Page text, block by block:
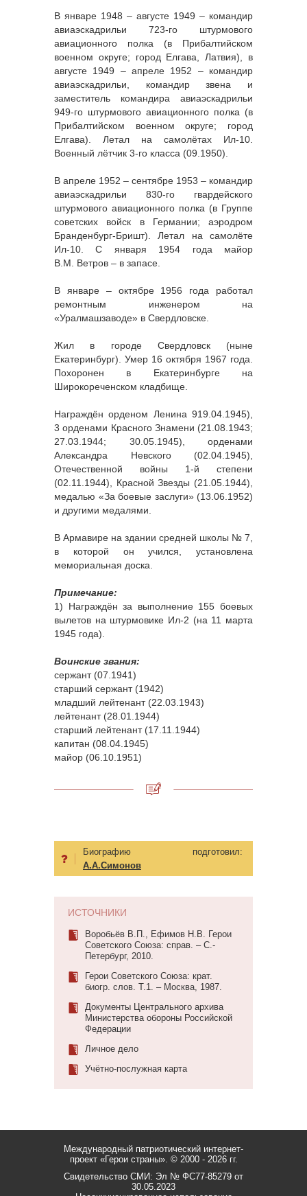
В январе 1948 – августе 1949 – командир
авиаэскадрильи 723-го штурмового
авиационного полка (в Прибалтийском
военном округе; город Елгава, Латвия), в
августе 1949 – апреле 1952 – командир
авиаэскадрильи, командир звена и
заместитель командира авиаэскадрильи
949-го штурмового авиационного полка (в
Прибалтийском военном округе; город
Елгава). Летал на самолётах Ил-10.
Военный лётчик 3-го класса (09.1950).
В апреле 1952 – сентябре 1953 – командир
авиаэскадрильи 830-го гвардейского
штурмового авиационного полка (в Группе
советских войск в Германии; аэродром
Бранденбург-Бришт). Летал на самолёте
Ил-10. С января 1954 года майор
В.М. Ветров – в запасе.
В январе – октябре 1956 года работал
ремонтным инженером на
«Уралмашзаводе» в Свердловске.
Жил в городе Свердловск (ныне
Екатеринбург). Умер 16 октября 1967 года.
Похоронен в Екатеринбурге на
Широкореченском кладбище.
Награждён орденом Ленина 919.04.1945),
3 орденами Красного Знамени (21.08.1943;
27.03.1944; 30.05.1945), орденами
Александра Невского (02.04.1945),
Отечественной войны 1-й степени
(02.11.1944), Красной Звезды (21.05.1944),
медалью «За боевые заслуги» (13.06.1952)
и другими медалями.
В Армавире на здании средней школы № 7,
в которой он учился, установлена
мемориальная доска.
Примечание:
1) Награждён за выполнение 155 боевых
вылетов на штурмовике Ил-2 (на 11 марта
1945 года).
Воинские звания:
сержант (07.1941)
старший сержант (1942)
младший лейтенант (22.03.1943)
лейтенант (28.01.1944)
старший лейтенант (17.11.1944)
капитан (08.04.1945)
майор (06.10.1951)
Биографию подготовил:
А.А.Симонов
ИСТОЧНИКИ
Воробьёв В.П., Ефимов Н.В. Герои
Советского Союза: справ. – С.-
Петербург, 2010.
Герои Советского Союза: крат.
биогр. слов. Т.1. – Москва, 1987.
Документы Центрального архива
Министерства обороны Российской
Федерации
Личное дело
Учётно-послужная карта
Международный патриотический интернет-
проект «Герои страны». © 2000 - 2026 гг.
Свидетельство СМИ: Эл № ФС77-85279 от
30.05.2023